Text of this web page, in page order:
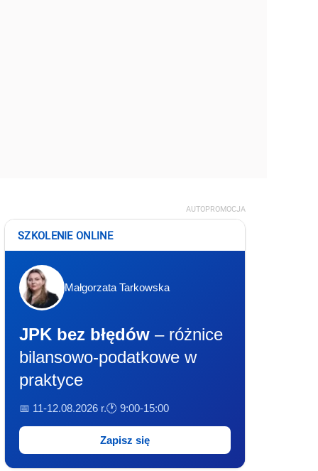
AUTOPROMOCJA
SZKOLENIE ONLINE
Małgorzata Tarkowska
JPK bez błędów – różnice
bilansowo-podatkowe w
praktyce
📅 11-12.08.2026 r.🕐 9:00-15:00
Zapisz się